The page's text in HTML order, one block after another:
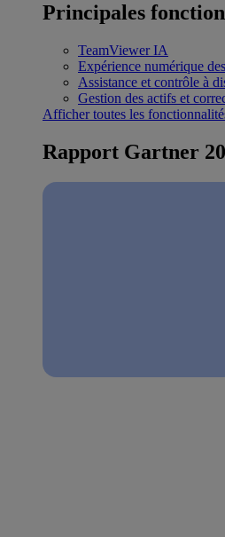
Principales
TeamViewer IA
Expérience numérique
Assistance et contrôle à
Gestion des actifs et
Afficher toutes les
Rapport Gartner